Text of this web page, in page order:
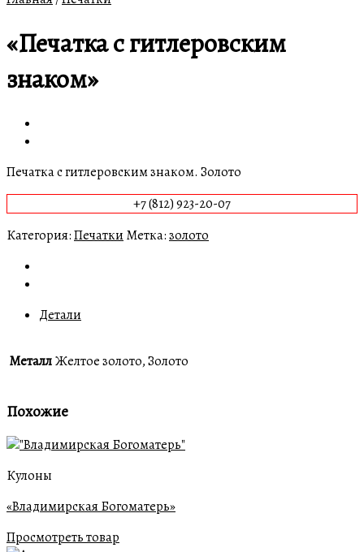
«Печатка с гитлеровским
знаком»
Печатка с гитлеровским знаком. Золото
+7 (812) 923-20-07
Категория:Печатки Метка:золото
Детали
МеталлЖелтое золото, Золото
Похожие
Кулоны
«Владимирская Богоматерь»
Просмотреть товар